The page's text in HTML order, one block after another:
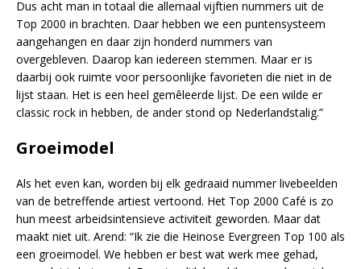
Dus acht man in totaal die allemaal vijftien nummers uit de
Top 2000 in brachten. Daar hebben we een puntensysteem
aangehangen en daar zijn honderd nummers van
overgebleven. Daarop kan iedereen stemmen. Maar er is
daarbij ook ruimte voor persoonlijke favorieten die niet in de
lijst staan. Het is een heel gemêleerde lijst. De een wilde er
classic rock in hebben, de ander stond op Nederlandstalig.”
Groeimodel
Als het even kan, worden bij elk gedraaid nummer livebeelden
van de betreffende artiest vertoond. Het Top 2000 Café is zo
hun meest arbeidsintensieve activiteit geworden. Maar dat
maakt niet uit. Arend: “Ik zie die Heinose Evergreen Top 100 als
een groeimodel. We hebben er best wat werk mee gehad,